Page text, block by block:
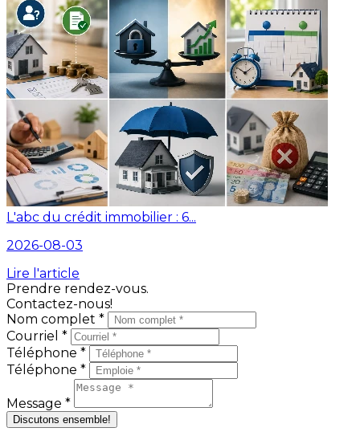
L'abc du crédit immobilier : 6...
2026-08-03
Lire l'article
Prendre rendez-vous.
Contactez-nous!
Nom complet *
Courriel *
Téléphone *
Téléphone *
Message *
Discutons ensemble!